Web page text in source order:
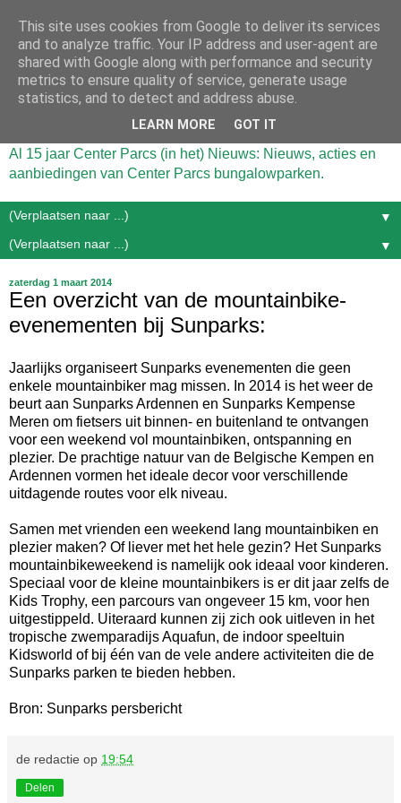
Al 15 jaar Center Parcs (in het) Nieuws: Nieuws, acties en
aanbiedingen van Center Parcs bungalowparken.
▼
▼
zaterdag 1 maart 2014
Een overzicht van de mountainbike-
evenementen bij Sunparks:
Jaarlijks organiseert Sunparks evenementen die geen
enkele mountainbiker mag missen. In 2014 is het weer de
beurt aan Sunparks Ardennen en Sunparks Kempense
Meren om fietsers uit binnen- en buitenland te ontvangen
voor een weekend vol mountainbiken, ontspanning en
plezier. De prachtige natuur van de Belgische Kempen en
Ardennen vormen het ideale decor voor verschillende
uitdagende routes voor elk niveau.
Samen met vrienden een weekend lang mountainbiken en
plezier maken? Of liever met het hele gezin? Het Sunparks
mountainbikeweekend is namelijk ook ideaal voor kinderen.
Speciaal voor de kleine mountainbikers is er dit jaar zelfs de
Kids Trophy, een parcours van ongeveer 15 km, voor hen
uitgestippeld. Uiteraard kunnen zij zich ook uitleven in het
tropische zwemparadijs Aquafun, de indoor speeltuin
Kidsworld of bij één van de vele andere activiteiten die de
Sunparks parken te bieden hebben.
Bron: Sunparks persbericht
de redactie op 19:54
Delen
This site uses cookies from Google to deliver its services
and to analyze traffic. Your IP address and user-agent are
shared with Google along with performance and security
metrics to ensure quality of service, generate usage
statistics, and to detect and address abuse.
LEARN MORE GOT IT